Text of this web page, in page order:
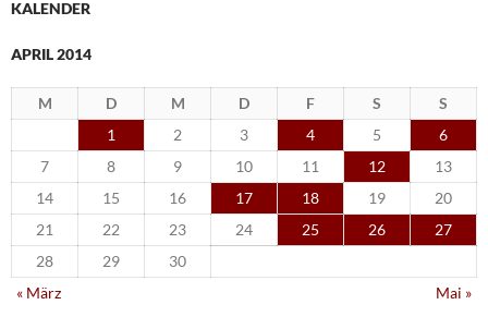
KALENDER
APRIL 2014
M D M D F S
S
1
2 3 4 5
6
7
8 9 10 11 12
13
14
15 16 17 18 19
20
21
22 23 24 25 26
27
28
29
30
« März
Mai »